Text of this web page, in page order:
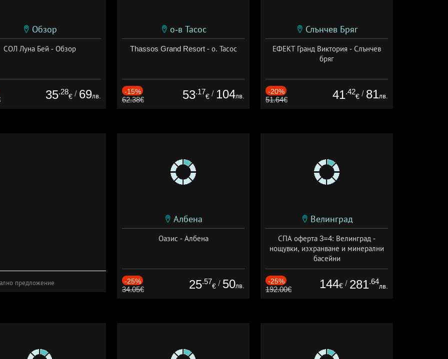
Обзор
СОЛ Луна Бей - Обзор
35.28
€ / 69лв.
о-в Тасос
Thassos Grand Resort - о. Тасос
-15%
62.38€ 53.17
€ / 104лв.
Слънчев Бряг
ЕФЕКТ Гранд Виктория - Слънчев
бряг
-20%
51.64€ 41.42
€ / 81лв.
предложение
Албена
Оазис - Албена
-25%
34.05€ 25.57
€ / 50лв.
Велинград
СПА оферта 3=4: Велинград -
нощувки, изхранване и минерални
басейни
Дата: 01.07 - 30.09 + полупансион
-25%
192.00€ 144€ / 281.64
лв.